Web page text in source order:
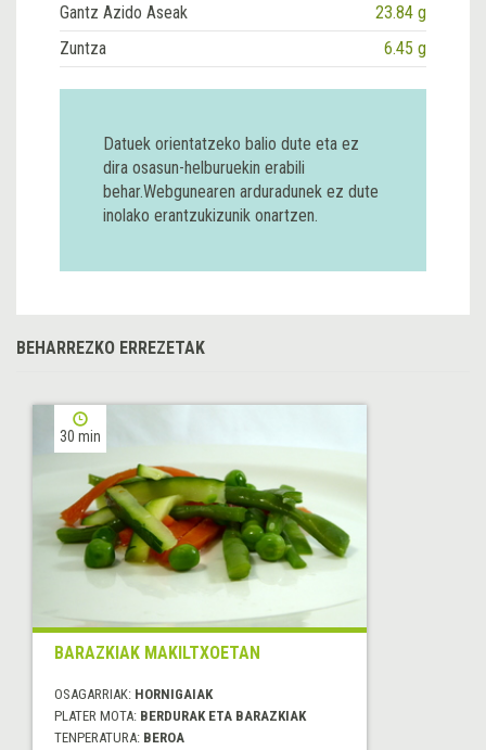
Gantz Azido Aseak
23.84 g
Zuntza
6.45 g
Datuek orientatzeko balio dute eta ez
dira osasun-helburuekin erabili
behar.Webgunearen arduradunek ez dute
inolako erantzukizunik onartzen.
BEHARREZKO ERREZETAK
30 min
BARAZKIAK MAKILTXOETAN
OSAGARRIAK: HORNIGAIAK
PLATER MOTA: BERDURAK ETA BARAZKIAK
TENPERATURA: BEROA